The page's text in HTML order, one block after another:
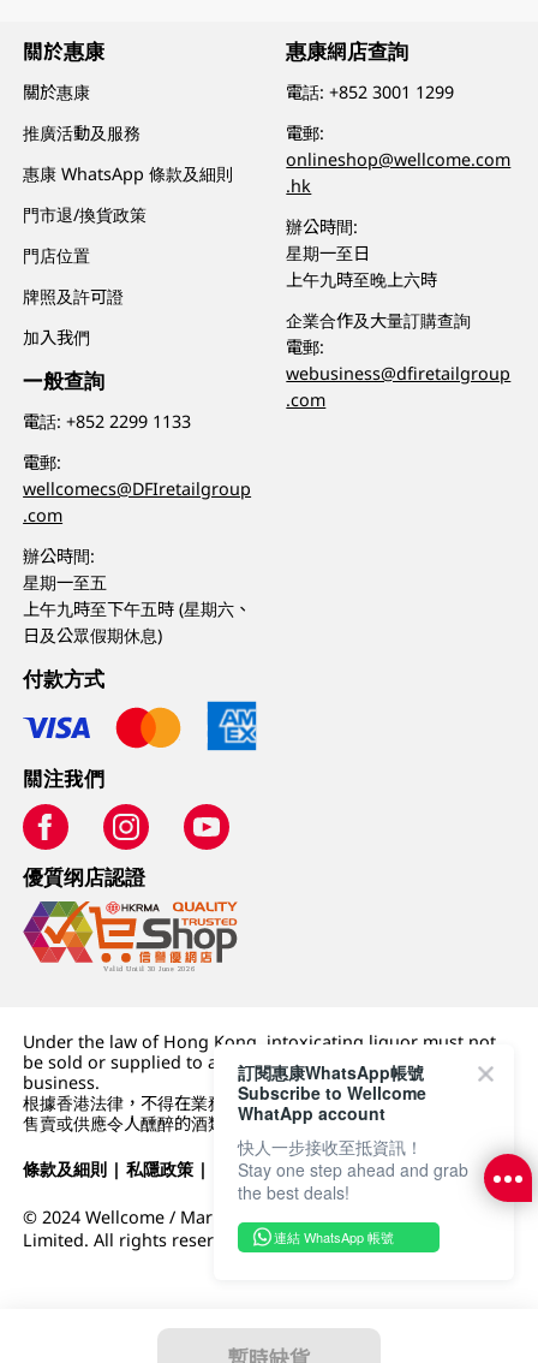
暫時缺貨
關於惠康
關於惠康
推廣活動及服務
惠康 WhatsApp 條款及細則
門市退/換貨政策
門店位置
牌照及許可證
加入我們
一般查詢
電話:+852 2299 1133
電郵:
wellcomecs@DFIretailgroup
.com
辦公時間:
星期一至五
上午九時至下午五時 (星期六、
日及公眾假期休息)
惠康網店查詢
電話:+852 3001 1299
電郵:
onlineshop@wellcome.com
.hk
辦公時間:
星期一至日
上午九時至晚上六時
企業合作及大量訂購查詢
電郵:
webusiness@dfiretailgroup
.com
付款方式
關注我們
優質纲店認證
Under the law of Hong Kong, intoxicating liquor must not
be sold or supplied to a minor (under 18) in the course of
business.
根據香港法律，不得在業務過程中，向未成年人 (18 歲以下人士)
售賣或供應令人醺醉的酒類。
條款及細則 |私隱政策 | DFI零售集團
© 2024 Wellcome / Market Place. The Dairy Farm Company
Limited. All rights reserved.
訂閱惠康WhatsApp帳號
Subscribe to Wellcome
WhatApp account
快人一步接收至抵資訊！
Stay one step ahead and grab
the best deals!
連結 WhatsApp 帳號